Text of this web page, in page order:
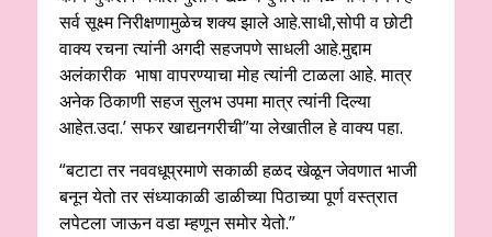
सर्व सूक्ष्म निरीक्षणामुळेच शक्य झाले आहे.साधी,सोपी व छोटी
वाक्य रचना त्यांनी अगदी सहजपणे साधली आहे.मुद्दाम
अलंकारीक भाषा वापरण्याचा मोह त्यांनी टाळला आहे. मात्र
अनेक ठिकाणी सहज सुलभ उपमा मात्र त्यांनी दिल्या
आहेत.उदा.’ सफर खाद्यनगरीची”या लेखातील हे वाक्य पहा.
“बटाटा तर नववधूप्रमाणे सकाळी हळद खेळून जेवणात भाजी
बनून येतो तर संध्याकाळी डाळीच्या पिठाच्या पूर्ण वस्त्रात
लपेटला जाऊन वडा म्हणून समोर येतो.”